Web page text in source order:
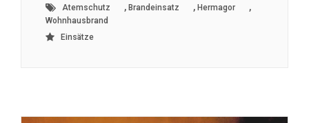
Atemschutz
, Brandeinsatz , Hermagor ,
Wohnhausbrand
Einsätze